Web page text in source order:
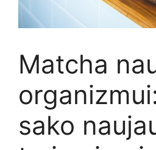
Matcha
sako